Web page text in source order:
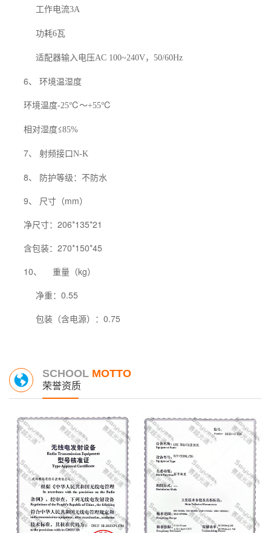
工作电流3A
功耗6瓦
适配器输入电压AC 100~240V， 50/60Hz
6、 环境温湿度
环境温度-25℃～+55℃
相对湿度≤85%
7、 射频接口N-K
8、 防护等级：不防水
9、 尺寸（mm）
净尺寸：206*135*21
含包装：270*150*45
10、
重量（kg）
净重：0.55
包装（含电源）：0.75
SCHOOL MOTTO
荣誉资质